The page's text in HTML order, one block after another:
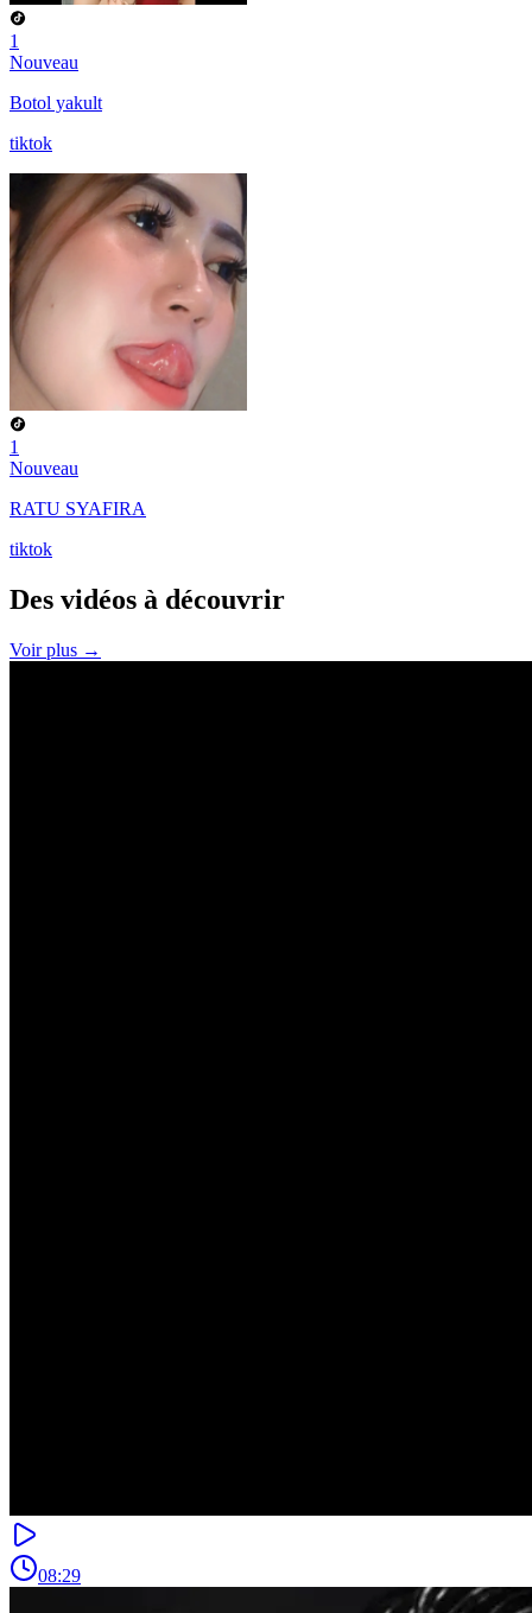
1
Nouveau
Botol yakult
tiktok
1
Nouveau
RATU SYAFIRA
tiktok
Des vidéos à découvrir
Voir plus →
08:29